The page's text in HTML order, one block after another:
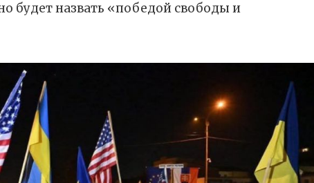
будет назвать «победой свободы и